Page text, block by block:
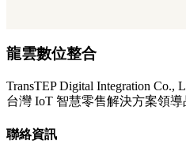
龍雲數位整合
TransTEP Digital Integration Co.,
台灣 IoT 智慧零售解決方案領導
聯絡資訊